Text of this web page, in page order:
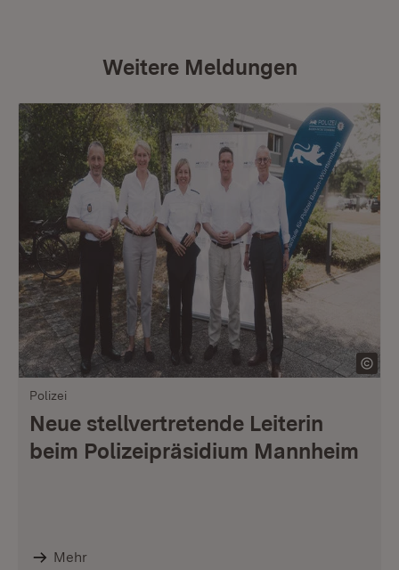
Weitere Meldungen
Polizei
Neue stellvertretende Leiterin
beim Polizeipräsidium Mannheim
Mehr